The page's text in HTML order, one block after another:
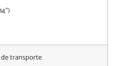
transporte